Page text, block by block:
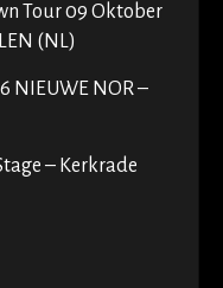
Tour 09 Oktober
(NL)
NIEUWE NOR –
– Kerkrade